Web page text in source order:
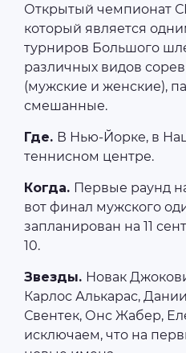
Открытый чемпионат
который является
турниров Большого
различных видов
(мужские и женские),
смешанные.
Где. В Нью-Йорке, в
теннисном центре.
Когда. Первые раунд
вот финал мужского
запланирован на 11
10.
Звезды. Новак
Карлос Алькарас,
Свентек, Онс Жабер,
исключаем, что на